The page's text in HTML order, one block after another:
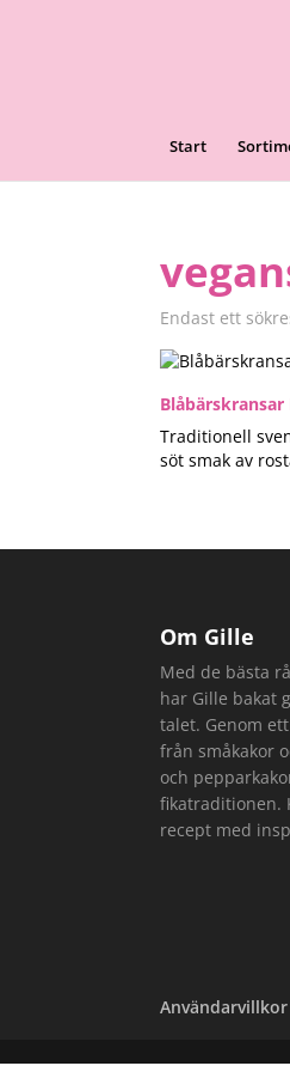
Start
Endast ett
Blåbärskransar
Traditionell
söt smak av
Om Gille
Med de bästa
har Gille bakat
talet. Genom
från småkakor
och
fikatraditionen.
recept med
Användarvillkor